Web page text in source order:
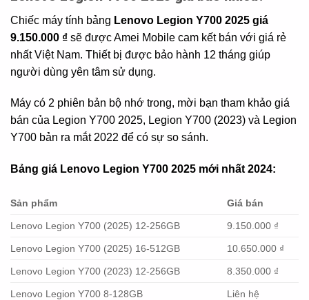
Chiếc máy tính bảng Lenovo Legion Y700 2025 giá
9.150.000 ₫ sẽ được Amei Mobile cam kết bán với giá rẻ
nhất Việt Nam. Thiết bị được bảo hành 12 tháng giúp
người dùng yên tâm sử dụng.
Máy có 2 phiên bản bộ nhớ trong, mời bạn tham khảo giá
bán của Legion Y700 2025, Legion Y700 (2023) và Legion
Y700 bản ra mắt 2022 để có sự so sánh.
Bảng giá Lenovo Legion Y700 2025 mới nhất 2024:
Sản phẩm Giá bán
Lenovo Legion Y700 (2025) 12-256GB 9.150.000 ₫
Lenovo Legion Y700 (2025) 16-512GB 10.650.000 ₫
Lenovo Legion Y700 (2023) 12-256GB 8.350.000 ₫
Lenovo Legion Y700 8-128GB Liên hệ